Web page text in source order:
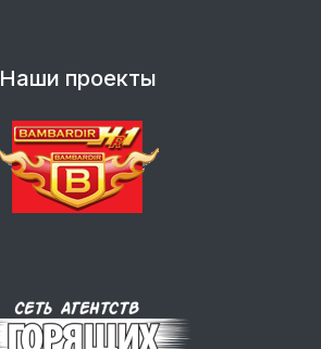
Наши проекты